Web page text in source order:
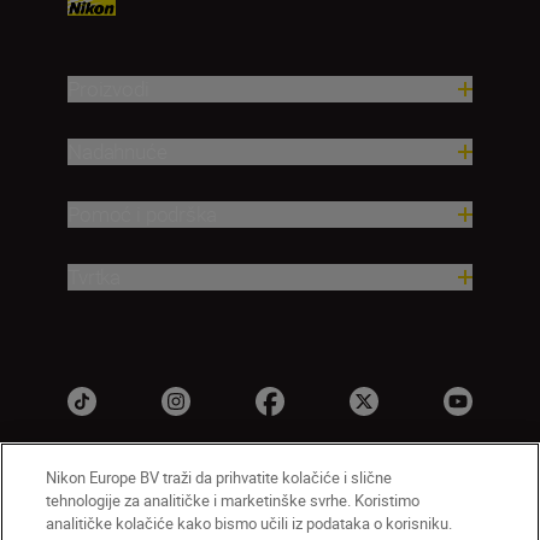
HR Nikon Sites
Nikon Europe BV traži da prihvatite kolačiće i slične
tehnologije za analitičke i marketinške svrhe. Koristimo
analitičke kolačiće kako bismo učili iz podataka o korisniku.